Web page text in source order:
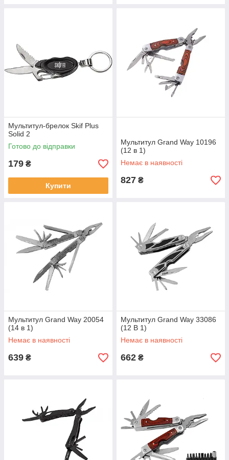
Мультитул-брелок Skif Plus
Solid 2
Готово до відправки
179 ₴
Купити
Мультитул Grand Way 10196
(12 в 1)
Немає в наявності
827 ₴
Мультитул Grand Way 20054
(14 в 1)
Немає в наявності
639 ₴
Мультитул Grand Way 33086
(12 В 1)
Немає в наявності
662 ₴